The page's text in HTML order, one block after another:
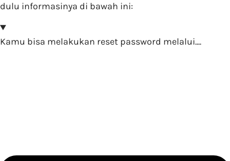
dulu informasinya di bawah ini:
Kamu bisa melakukan reset password melalui....